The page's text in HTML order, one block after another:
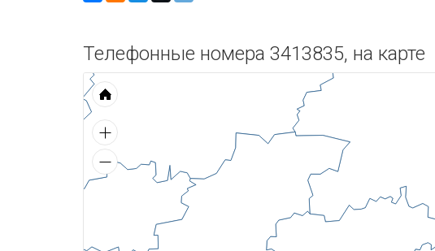
Телефонные номера 3413835, на карте